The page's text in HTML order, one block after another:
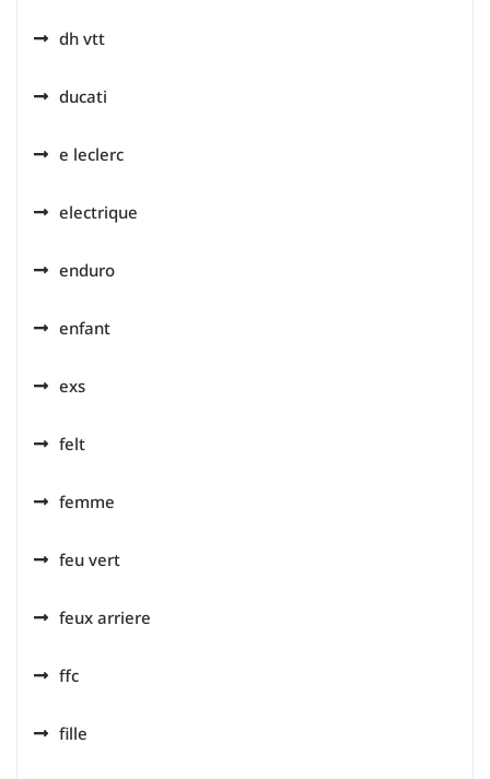
dh vtt
ducati
e leclerc
electrique
enduro
enfant
exs
felt
femme
feu vert
feux arriere
ffc
fille